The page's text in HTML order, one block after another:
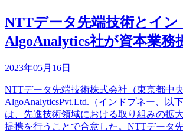
NTTデータ先端技術とイン
AlgoAnalytics社が資本業務
2023年05月16日
NTTデータ先端技術株式会社（東京都中
AlgoAnalyticsPvt.Ltd.（インドプネー、以下
は、先進技術領域における取り組みの拡
提携を行うことで合意した。NTTデータ